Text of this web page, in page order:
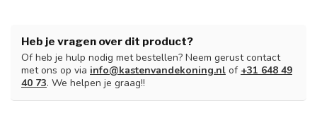
Heb je vragen over dit product?
Of heb je hulp nodig met bestellen? Neem gerust contact
met ons op via info@kastenvandekoning.nl of +31 648 49
40 73. We helpen je graag!!